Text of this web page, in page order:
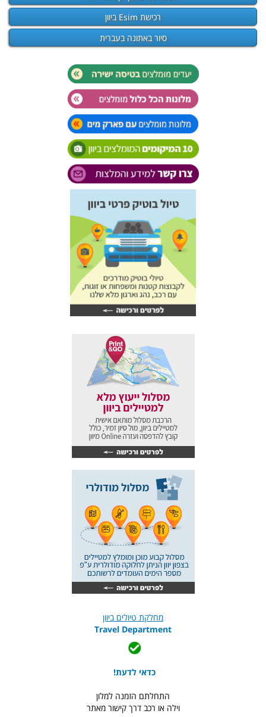
רכישת Esim ביוון
סיור באתונה בעברית
מחלקת טיולים ביוון
Travel Department
כדאי לדעת!
התחלתם הזמנה למלון
וילה או רכב דרך קישור מאתר